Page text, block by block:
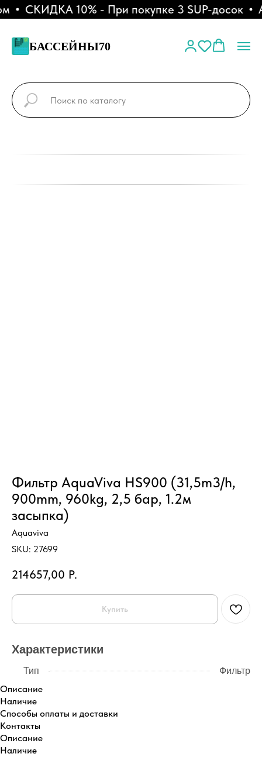
СКИДКА 10% - При покупке 3 SUP-досок
БАССЕЙНЫ70
Фильтр AquaViva HS900 (31,5m3/h,
900mm, 960kg, 2,5 бар, 1.2м
засыпка)
Aquaviva
SKU: 27699
214657,00 Р.
Купить
Характеристики
Тип Фильтр
Описание
Наличие
Способы оплаты и доставки
Контакты
Описание
Наличие